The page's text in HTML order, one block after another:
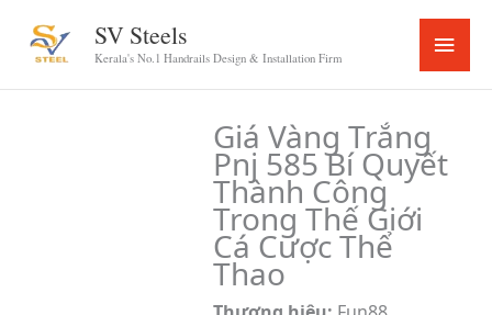
content
SV Steels
Kerala's No.1 Handrails Design & Installation Firm
Main
Menu
Giá Vàng Trắng
Pnj 585 Bí Quyết
Thành Công
Trong Thế Giới
Cá Cược Thể
Thao